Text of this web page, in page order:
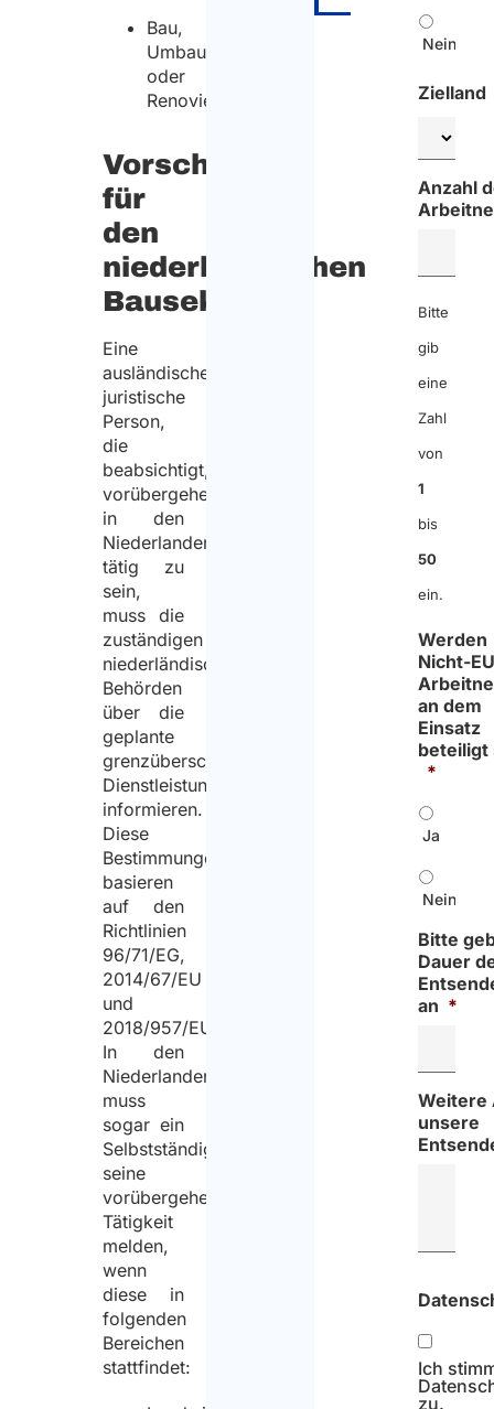
Bau,
Umbau
oder
Renovierung.
Vorschriften
für
den
niederländischen
Bausektor
Eine
ausländische
juristische
Person,
die
beabsichtigt,
vorübergehend
in den
Niederlanden
tätig zu
sein,
muss die
zuständigen
niederländischen
Behörden
über die
geplante
grenzüberschreitende
Dienstleistung
informieren.
Diese
Bestimmungen
basieren
auf den
Richtlinien
96/71/EG,
2014/67/EU
und
2018/957/EU.
In den
Niederlanden
muss
sogar ein
Selbstständiger
seine
vorübergehende
Tätigkeit
melden,
wenn
diese in
folgenden
Bereichen
stattfindet:
Nein
Zielland
Anzahl
Bitte
gib
eine
Zahl
von
1
bis
50
ein.
Werden
Nicht-
an dem
Einsatz
beteiligt
*
Ja
Nein
Bitte
Dauer
an *
Weitere
unsere
Ich
zu.